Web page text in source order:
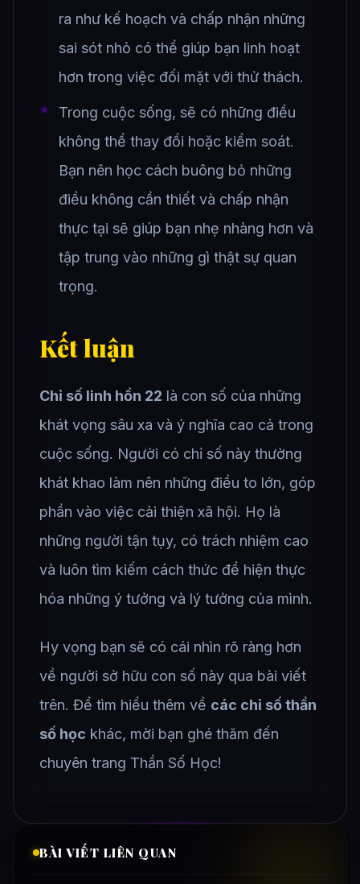
ra như kế hoạch và chấp nhận những
sai sót nhỏ có thể giúp bạn linh hoạt
hơn trong việc đối mặt với thử thách.
Trong cuộc sống, sẽ có những điều
không thể thay đổi hoặc kiểm soát.
Bạn nên học cách buông bỏ những
điều không cần thiết và chấp nhận
thực tại sẽ giúp bạn nhẹ nhàng hơn và
tập trung vào những gì thật sự quan
trọng.
Kết luận
Chỉ số linh hồn 22 là con số của những
khát vọng sâu xa và ý nghĩa cao cả trong
cuộc sống. Người có chỉ số này thường
khát khao làm nên những điều to lớn, góp
phần vào việc cải thiện xã hội. Họ là
những người tận tụy, có trách nhiệm cao
và luôn tìm kiếm cách thức để hiện thực
hóa những ý tưởng và lý tưởng của mình.
Hy vọng bạn sẽ có cái nhìn rõ ràng hơn
về người sở hữu con số này qua bài viết
trên. Để tìm hiểu thêm về các chỉ số thần
số học khác, mời bạn ghé thăm đến
chuyên trang Thần Số Học!
BÀI VIẾT LIÊN QUAN